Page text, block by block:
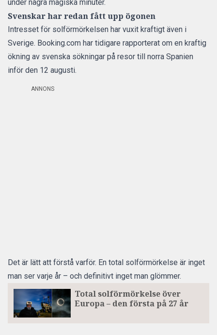
under några magiska minuter.
Svenskar har redan fått upp ögonen
Intresset för solförmörkelsen har vuxit kraftigt även i
Sverige. Booking.com har tidigare rapporterat om en kraftig
ökning av svenska sökningar på resor till norra Spanien
inför den 12 augusti.
ANNONS
Det är lätt att förstå varför. En total solförmörkelse är inget
man ser varje år – och definitivt inget man glömmer.
Total solförmörkelse över
Europa – den första på 27 år